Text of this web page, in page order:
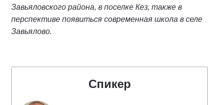
Завьяловского района, в поселке Кез, также в
перспективе появиться современная школа в селе
Завьялово.
Спикер